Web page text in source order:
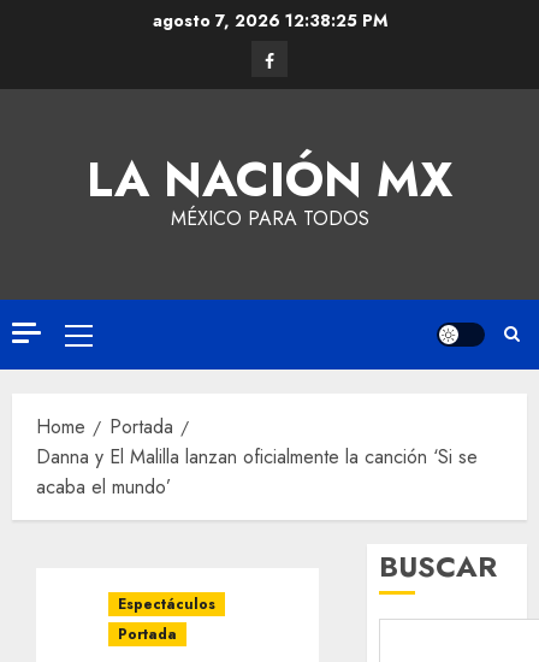
agosto 7, 2026 12:38:25 PM
LA NACIÓN MX
MÉXICO PARA TODOS
Home
Portada
Danna y El Malilla lanzan oficialmente la canción ‘Si se
acaba el mundo’
Espectáculos
Portada
BUSCAR